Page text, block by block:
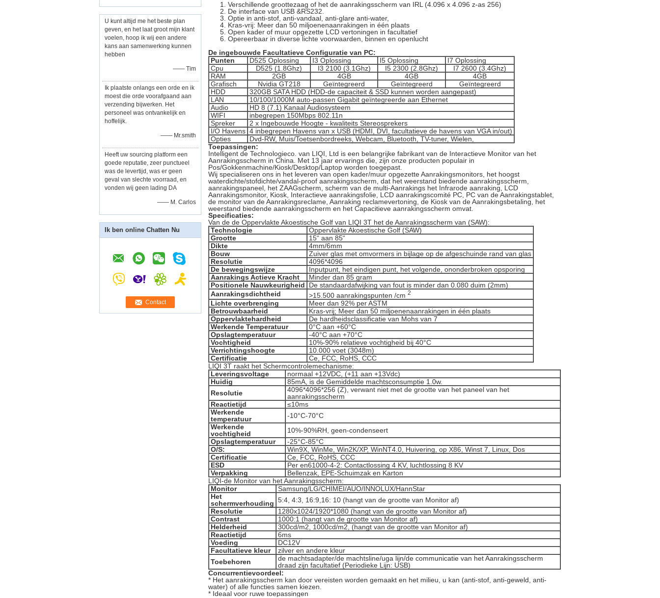
U kunt altijd me het beste plan
geven, en het laat groot mijn klant
voelen, hoop ik wij een andere
kans aan samenwerking kunnen
hebben
—— Tim
Ik plaatste onlangs een orde en ik
moest die orde voorafgaand aan
verzending bijwerken. Het
personeel was ontvankelijk en
hoffelijk.
—— Mr.smith
Heeft uw sourcing platform een
goede reputatie, zeer punctueel
was de levertijd, was er geen
geval van slechte voorraad, en
vonden wij geen lading DA
—— M. Carlos
Ik ben online Chatten Nu
Contact
Verschillende groottezaag of het de aanrakingsscherm van IRL (4.096 x 4.096 z-as 256)
De interface van USB &RS232.
Optie in anti-stof, anti-vandaal, anti-glare anti-water,
Kras-vrij: Meer dan 50 miljoenenaanrakingen in één plaats
Open kader of muur opgezette LCD vertoningen in facultatief
Opereerbaar in diverse lichte voorwaarden, binnen en openlucht
De ingebouwde Facultatieve Configuratie van PC:
Punten
D525 Oplossing I3 Oplossing I5 Oplossing
I7 Oplossing
Cpu
D525 (1.8Ghz) I3 2100 (3.1Ghz) I5 2300 (2.8Ghz)
I7 2600 (3.4Ghz)
RAM
2GB 4GB 4GB
4GB
Grafisch
Nvidia GT218 Geïntegreerd Geïntegreerd
Geïntegreerd
HDD
320GB SATA HDD (HDD-de capaciteit & SSD kunnen worden aangepast)
LAN
10/100/1000M auto-passen Gigabit geïntegreerde aan Ethernet
Audio
HD 8 (7.1) Kanaal Audiosysteem
WIFI
inbegrepen 150Mbps 802.11n
Spreker
2 x Ingebouwde Hoogte - kwaliteits Stereosprekers
I/O Havens 4 inbegrepen Havens van x USB (HDMI, DVI, facultatieve de havens van VGA in/out)
Opties
Dvd-RW, Muis/Toetsenbordreeks, Webcam, Bluetooth, TV-tuner, Wielen,
Toepassingen:
Intelligent de Technologieco. van LIQI, Ltd is een belangrijke fabrikant van de Interactieve Monitor van het
Aanrakingsscherm in China. Met 13 jaar ervarings die, zijn onze producten populair in
Pos/Gokkenmachine/Kiosk/Desktop/Laptop worden toegepast.
Wij specialiseren ons in het leveren van open kader/muur opgezette Aanrakingsmonitors, het hoogst
waterdichte/stofdichte/vandal-proof aanrakingsscherm, dat het weerstand biedende aanrakingsscherm,
aanrakingspaneel, het ZAAGscherm, scherm van de multi-Aanrakings het Infrarode aanraking, LCD
Aanrakingsmonitor, Kiosk, Interactieve aanrakingsfolie, LCD aanrakingscomité PC, PC van de Aanrakingstablet,
de monitor van de Aanrakingsreclame, Aanraking reclamevertoning, de Kiosk van de Aanrakingsbetaling, het
weerstand biedende aanrakingsscherm en het Capacitieve aanrakingsscherm omvat.
Specificaties:
Van de de Oppervlakte Akoestische Golf van LIQI 3T het de Aanrakingsscherm van (SAW):
Technologie
Oppervlakte Akoestische Golf (SAW)
Grootte
15“ aan 85“
Dikte
4mm/6mm
Bouw
Zuiver glas met omvormers in bijlage op de afgeschuinde rand van glas
Resolutie
4096*4096
De bewegingswijze
Inputpunt, het eindigen punt, het volgende, ononderbroken opsporing
Aanrakings Actieve Kracht
Minder dan 85 gram
Positionele Nauwkeurigheid
De standaardafwijking van fout is minder dan 0.080 duim (2mm)
Aanrakingsdichtheid
>15.500 aanrakingspunten /cm 2
Lichte overbrenging
Meer dan 92% per ASTM
Betrouwbaarheid
Kras-vrij; Meer dan 50 miljoenenaanrakingen in één plaats
Oppervlaktehardheid
De hardheidsclassificatie van Mohs van 7
Werkende Temperatuur
0°C aan +60°C
Opslagtemperatuur
-40°C aan +70°C
Vochtigheid
10%-90% relatieve vochtigheid bij 40°C
Verrichtingshoogte
10.000 voet (3048m)
Certificatie
Ce, FCC, RoHS, CCC
LIQI 3T raakt het Schermcontrolemechanisme:
Leveringsvoltage
normaal +12VDC, (+11 aan +13Vdc)
Huidig
85mA, is de Gemiddelde machtsconsumptie 1.0w.
Resolutie
4096*4096*256 (Z), verwant niet met de grootte van het paneel van het
aanrakingsscherm
Reactietijd
≤10ms
Werkende
temperatuur
-10°C-70°C
Werkende
vochtigheid
10%-90%RH, geen-condenseert
Opslagtemperatuur
-25°C-85°C
O/S:
Win9X, WinMe, Win2K/XP, WinNT4.0, Huivering, op X86, Winst 7, Linux, Dos
Certificatie
Ce, FCC, RoHS, CCC
ESD
Per en61000-4-2: Contactlossing 4 KV, luchtlossing 8 KV
Verpakking
Bellenzak, EPE-Schuimzak en Karton
LIQI-de Monitor van het Aanrakingsscherm:
Monitor
Samsung/LG/CHIMEI/AUO/INNOLUX/HannStar
Het
schermverhouding 5:4, 4:3, 16:9,16: 10 (hangt van de grootte van Monitor af)
Resolutie
1280x1024/1920*1080 (hangt van de grootte van Monitor af)
Contrast
1000:1 (hangt van de grootte van Monitor af)
Helderheid
300cd/m2, 1000cd/m2, (hangt van de grootte van Monitor af)
Reactietijd
6ms
Voeding
DC12V
Facultatieve kleur
zilver en andere kleur
Toebehoren
de machtsadapter/de machtsline/uga lijn/de communicatie van het Aanrakingsscherm
draad zijn facultatief (Periodieke Lijn: USB)
Concurrentievoordeel:
* Het aanrakingsscherm kan door vereisten worden gemaakt en het milieu, u kan (anti-stof, anti-geweld, anti-
water) of alle functies samen kiezen.
* Ideaal voor ruwe toepassingen